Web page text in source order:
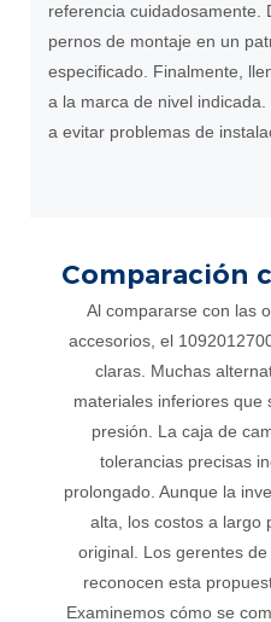
referencia cuidadosamente.
pernos de montaje en un
especificado. Finalmente,
a la marca de nivel
a evitar problemas de
Comparación
Al compararse con las
accesorios, el
claras. Muchas
materiales inferiores que
presión. La caja de
tolerancias precisas
prolongado. Aunque la
alta, los costos a largo
original. Los gerentes
reconocen esta
Examinemos cómo se